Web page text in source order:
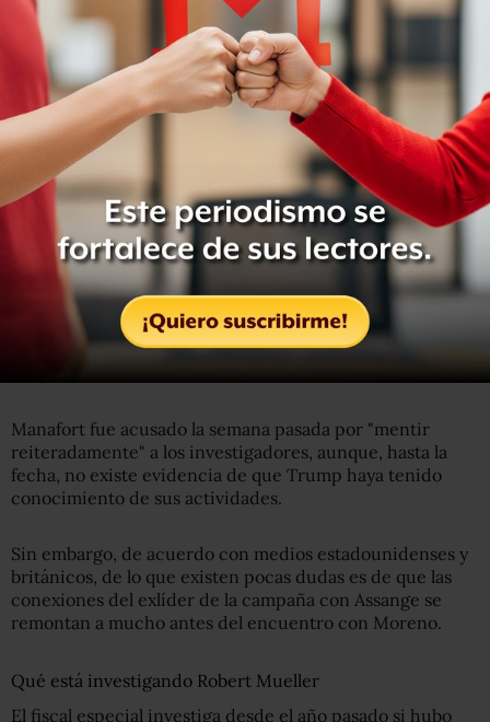
Se espera que Robert Mueller publique nuevas evidencias
Manafort fue acusado la semana pasada por "mentir
reiteradamente" a los investigadores, aunque, hasta la
fecha, no existe evidencia de que Trump haya tenido
conocimiento de sus actividades.
Sin embargo, de acuerdo con medios estadounidenses y
británicos, de lo que existen pocas dudas es de que las
conexiones del exlíder de la campaña con Assange se
remontan a mucho antes del encuentro con Moreno.
Qué está investigando Robert Mueller
El fiscal especial investiga desde el año pasado si hubo